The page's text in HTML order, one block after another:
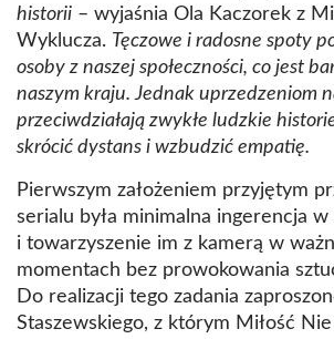
historii – wyjaśnia Ola Kaczorek z
Wyklucza. Tęczowe i radosne spoty
osoby z naszej społeczności, co jest
naszym kraju. Jednak uprzedzeniom
przeciwdziałają zwykłe ludzkie
skrócić dystans i wzbudzić empatię.
Pierwszym założeniem przyjętym
serialu była minimalna ingerencja
i towarzyszenie im z kamerą w
momentach bez prowokowania
Do realizacji tego zadania
Staszewskiego, z którym Miłość